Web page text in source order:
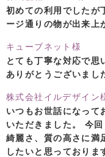
初めての利用でしたが
ージ通りの物が出来上
キューブネット様
とても丁寧な対応で思
ありがとうございまし
株式会社イルデザイン
いつもお世話になって
いただきました。 今
綺麗さ、質の高さに満
したいと思っておりま